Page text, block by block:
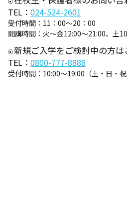
TEL： 024-524-2601
受付時間： 11：00～20：00
開講時間： 火～金12:00～21:00、土
新規ご入学をご検討中の方は
TEL： 0800-777-8888
受付時間： 10:00～19:00（土・日・祝